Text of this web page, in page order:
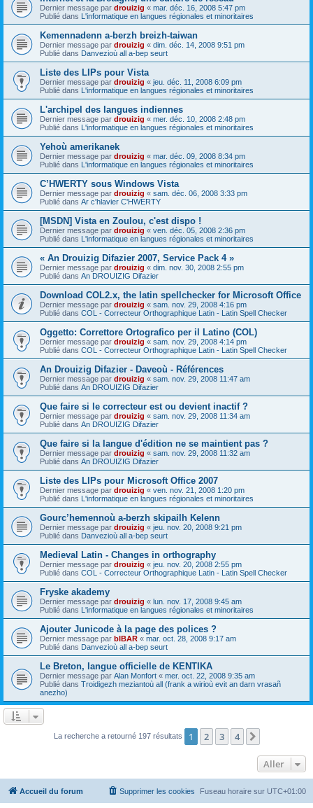
Dernier message par drouizig « mar. déc. 16, 2008 5:47 pm
Publié dans L'informatique en langues régionales et minoritaires
Kemennadenn a-berzh breizh-taiwan
Dernier message par drouizig « dim. déc. 14, 2008 9:51 pm
Publié dans Danvezioù all a-bep seurt
Liste des LIPs pour Vista
Dernier message par drouizig « jeu. déc. 11, 2008 6:09 pm
Publié dans L'informatique en langues régionales et minoritaires
L'archipel des langues indiennes
Dernier message par drouizig « mer. déc. 10, 2008 2:48 pm
Publié dans L'informatique en langues régionales et minoritaires
Yehoù amerikanek
Dernier message par drouizig « mar. déc. 09, 2008 8:34 pm
Publié dans L'informatique en langues régionales et minoritaires
C’HWERTY sous Windows Vista
Dernier message par drouizig « sam. déc. 06, 2008 3:33 pm
Publié dans Ar c'hlavier C'HWERTY
[MSDN] Vista en Zoulou, c'est dispo !
Dernier message par drouizig « ven. déc. 05, 2008 2:36 pm
Publié dans L'informatique en langues régionales et minoritaires
« An Drouizig Difazier 2007, Service Pack 4 »
Dernier message par drouizig « dim. nov. 30, 2008 2:55 pm
Publié dans An DROUIZIG Difazier
Download COL2.x, the latin spellchecker for Microsoft Office
Dernier message par drouizig « sam. nov. 29, 2008 4:16 pm
Publié dans COL - Correcteur Orthographique Latin - Latin Spell Checker
Oggetto: Correttore Ortografico per il Latino (COL)
Dernier message par drouizig « sam. nov. 29, 2008 4:14 pm
Publié dans COL - Correcteur Orthographique Latin - Latin Spell Checker
An Drouizig Difazier - Daveoù - Références
Dernier message par drouizig « sam. nov. 29, 2008 11:47 am
Publié dans An DROUIZIG Difazier
Que faire si le correcteur est ou devient inactif ?
Dernier message par drouizig « sam. nov. 29, 2008 11:34 am
Publié dans An DROUIZIG Difazier
Que faire si la langue d'édition ne se maintient pas ?
Dernier message par drouizig « sam. nov. 29, 2008 11:32 am
Publié dans An DROUIZIG Difazier
Liste des LIPs pour Microsoft Office 2007
Dernier message par drouizig « ven. nov. 21, 2008 1:20 pm
Publié dans L'informatique en langues régionales et minoritaires
Gourc’hemennoù a-berzh skipailh Kelenn
Dernier message par drouizig « jeu. nov. 20, 2008 9:21 pm
Publié dans Danvezioù all a-bep seurt
Medieval Latin - Changes in orthography
Dernier message par drouizig « jeu. nov. 20, 2008 2:55 pm
Publié dans COL - Correcteur Orthographique Latin - Latin Spell Checker
Fryske akademy
Dernier message par drouizig « lun. nov. 17, 2008 9:45 am
Publié dans L'informatique en langues régionales et minoritaires
Ajouter Junicode à la page des polices ?
Dernier message par bIBAR « mar. oct. 28, 2008 9:17 am
Publié dans Danvezioù all a-bep seurt
Le Breton, langue officielle de KENTIKA
Dernier message par Alan Monfort « mer. oct. 22, 2008 9:35 am
Publié dans Troidigezh meziantoù all (frank a wirioù evit an darn vrasañ
anezho)
La recherche a retourné 197 résultats 1 2 3 4
Aller
Accueil du forum Fuseau horaire sur UTC+01:00
Supprimer les cookies